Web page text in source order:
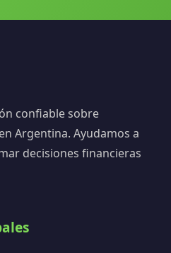
confiable sobre
Argentina. Ayudamos a
decisiones financieras